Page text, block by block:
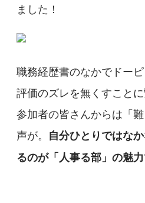
ました！
職務経歴書のなかでドー
評価のズレを無くすことに
参加者の皆さんからは「
声が。 自分ひとりではな
るのが「人事る部」の魅力